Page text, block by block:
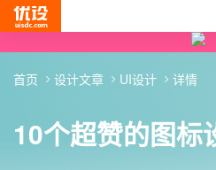
10个超赞的图标
首页 设计文章 UI设计 详情